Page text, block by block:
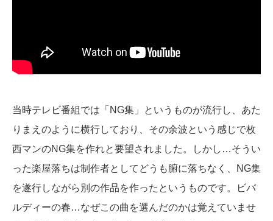
当時テレビ番組では「NG集」というものが流行し、あた
りまえのように横行しており、その余波という感じで枚
西マンのNG集を作れと要望されました。しかし…そうい
った楽屋落ちは制作者としてどうも腑に落ちなく、NG集
を遂行しながら別の作品を作ったというものです。ビバ
ルディーの春…なぜこの曲を選んだのかは覚えていませ